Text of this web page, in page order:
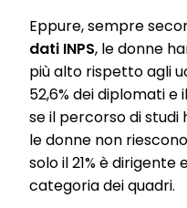
Eppure, sempre
dati INPS, le donne
più alto rispetto agli
52,6% dei diplomati e
se il percorso di studi
le donne non
solo il 21% è dirigente
categoria dei quadri.
“Cookies, Pixel, Fingerprints
withdraw your consent at
disabling cookies on our
the footer. For more
on this website, especially
detailed information on
below”.
If you click on “Adjust” you
processing of your data / the
or more of the purposes